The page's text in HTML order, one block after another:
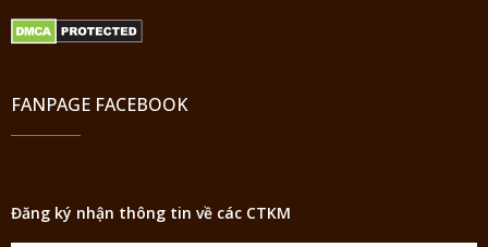
FANPAGE FACEBOOK
Đăng ký nhận thông tin về các CTKM